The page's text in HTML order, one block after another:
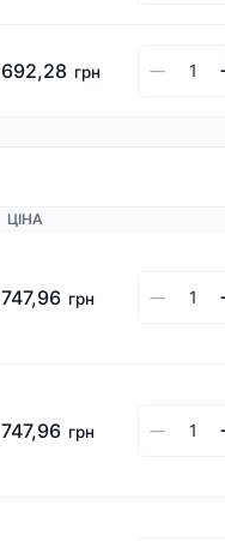
692,28 грн
ЦІНА
747,96 грн
747,96 грн